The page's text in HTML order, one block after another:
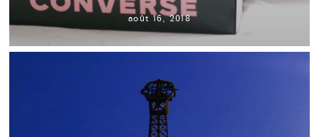
août 16, 2018